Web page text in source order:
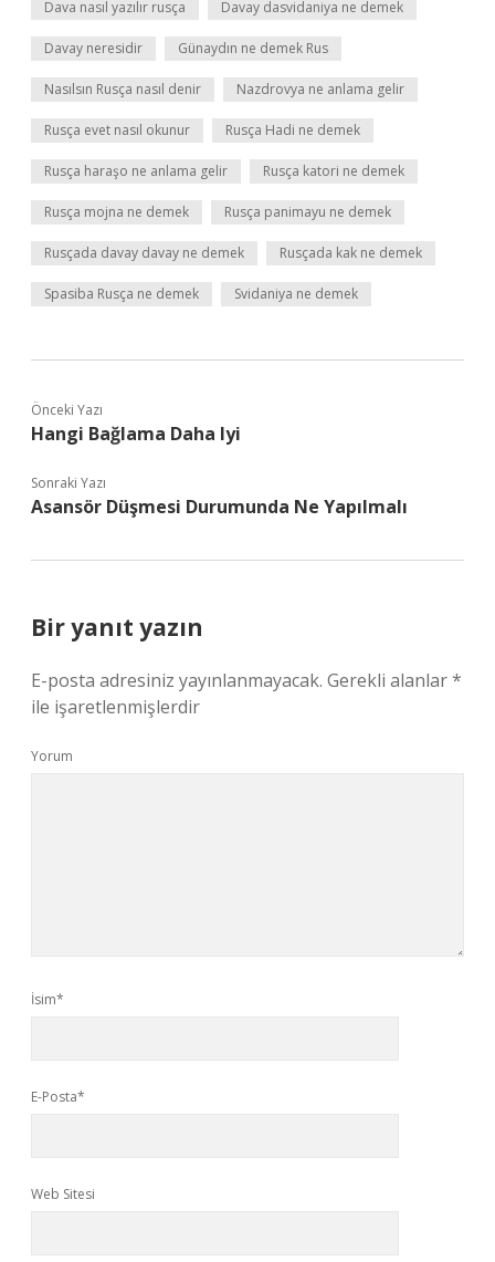
Dava nasıl yazılır rusça Davay dasvidaniya ne demek
Davay neresidir Günaydın ne demek Rus
Nasılsın Rusça nasıl denir Nazdrovya ne anlama gelir
Rusça evet nasıl okunur Rusça Hadi ne demek
Rusça haraşo ne anlama gelir Rusça katori ne demek
Rusça mojna ne demek Rusça panimayu ne demek
Rusçada davay davay ne demek Rusçada kak ne demek
Spasiba Rusça ne demek Svidaniya ne demek
Önceki Yazı
Hangi Bağlama Daha Iyi
Sonraki Yazı
Asansör Düşmesi Durumunda Ne Yapılmalı
Bir yanıt yazın
E-posta adresiniz yayınlanmayacak. Gerekli alanlar*
ile işaretlenmişlerdir
Yorum
İsim*
E-Posta*
Web Sitesi